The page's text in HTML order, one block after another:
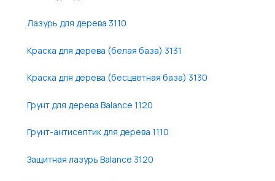
Лазурь для дерева 3110
Краска для дерева (белая база) 3131
Краска для дерева (бесцветная база) 3130
Грунт для дерева Balance 1120
Грунт-антисептик для дерева 1110
Защитная лазурь Balance 3120